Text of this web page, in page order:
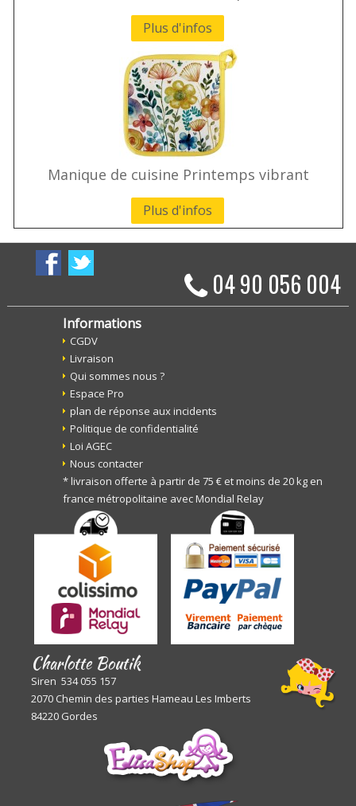
Plus d'infos
Manique de cuisine Printemps vibrant
Plus d'infos
04 90 056 004
Informations
CGDV
Livraison
Qui sommes nous ?
Espace Pro
plan de réponse aux incidents
Politique de confidentialité
Loi AGEC
Nous contacter
* livraison offerte à partir de 75 € et moins de 20 kg en
france métropolitaine avec Mondial Relay
Charlotte Boutik
Siren 534 055 157
2070 Chemin des parties Hameau Les Imberts
84220 Gordes